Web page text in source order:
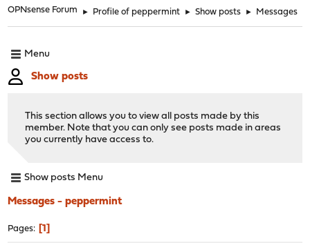
OPNsense Forum ► Profile of peppermint ► Show posts ► Messages
Menu
Show posts
This section allows you to view all posts made by this
member. Note that you can only see posts made in areas
you currently have access to.
Show posts Menu
Messages - peppermint
Pages 1